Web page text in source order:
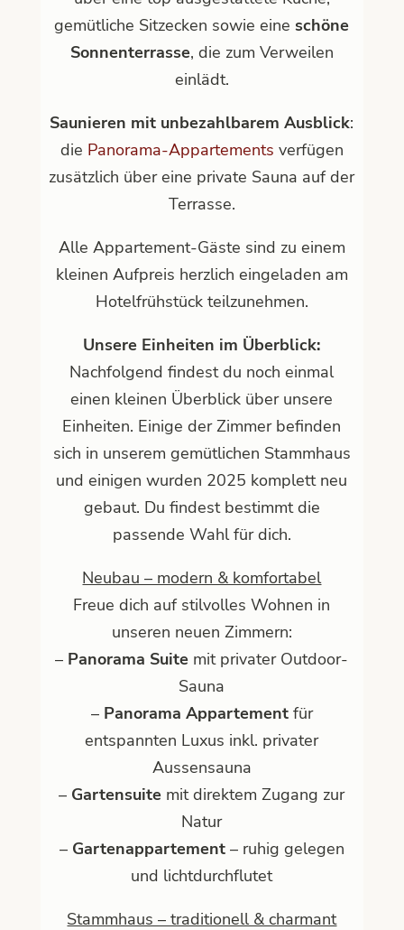
gemütliche Sitzecken sowie eine schöne
Sonnenterrasse, die zum Verweilen
einlädt.
Saunieren mit unbezahlbarem Ausblick:
die Panorama-Appartements verfügen
zusätzlich über eine private Sauna auf der
Terrasse.
Alle Appartement-Gäste sind zu einem
kleinen Aufpreis herzlich eingeladen am
Hotelfrühstück teilzunehmen.
Unsere Einheiten im Überblick:
Nachfolgend findest du noch einmal
einen kleinen Überblick über unsere
Einheiten. Einige der Zimmer befinden
sich in unserem gemütlichen Stammhaus
und einigen wurden 2025 komplett neu
gebaut. Du findest bestimmt die
passende Wahl für dich.
Neubau – modern & komfortabel
Freue dich auf stilvolles Wohnen in
unseren neuen Zimmern:
– Panorama Suite mit privater Outdoor-
Sauna
– Panorama Appartementfür
entspannten Luxus inkl. privater
Aussensauna
– Gartensuite mit direktem Zugang zur
Natur
– Gartenappartement– ruhig gelegen
und lichtdurchflutet
Stammhaus – traditionell & charmant